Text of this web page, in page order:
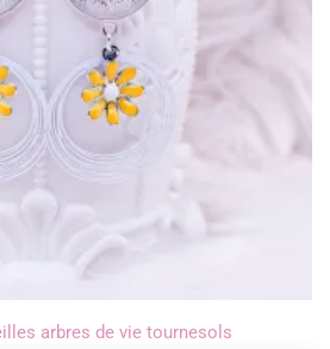
arbres de vie tournesols